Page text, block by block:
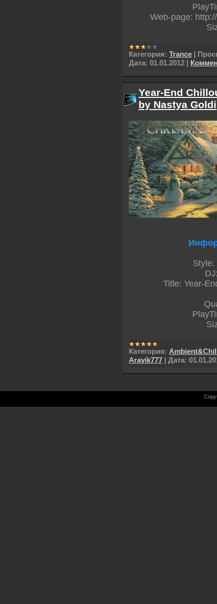
Web-page:
Категория: Trance |
Дата: 01.01.2012 |
Year-End
by Nastya Goldi
Style:
Title: Year-
Категория:
Arayik777 | Дата: